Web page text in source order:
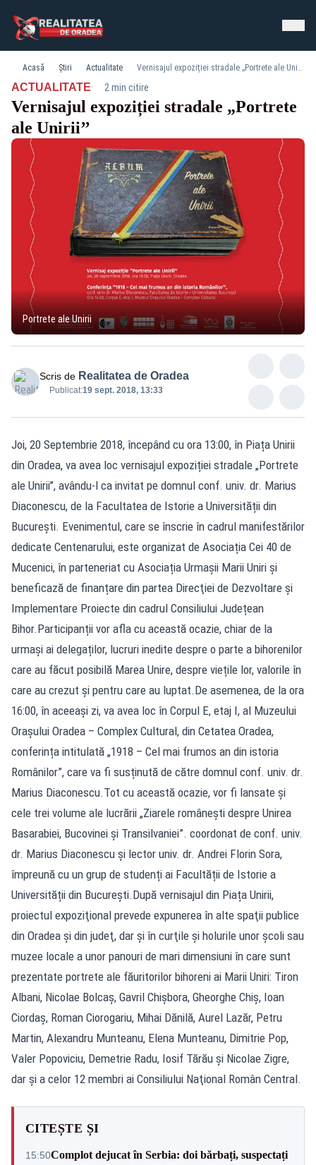
Acasă Știri Actualitate Vernisajul expoziției stradale „Portrete ale Unirii’’
ACTUALITATE· 2 min citire
Vernisajul expoziției stradale „Portrete
ale Unirii’’
Portrete ale Unirii
Scris de Realitatea de Oradea
Publicat:19 sept. 2018, 13:33
Joi, 20 Septembrie 2018, începând cu ora 13:00, în Piața Unirii
din Oradea, va avea loc vernisajul expoziției stradale „Portrete
ale Unirii’’, avându-l ca invitat pe domnul conf. univ. dr. Marius
Diaconescu, de la Facultatea de Istorie a Universității din
București. Evenimentul, care se înscrie în cadrul manifestărilor
dedicate Centenarului, este organizat de Asociația Cei 40 de
Mucenici, în parteneriat cu Asociația Urmașii Marii Uniri și
beneficază de finanțare din partea Direcţiei de Dezvoltare și
Implementare Proiecte din cadrul Consiliului Județean
Bihor.Participanții vor afla cu această ocazie, chiar de la
urmași ai delegaților, lucruri inedite despre o parte a bihorenilor
care au făcut posibilă Marea Unire, despre viețile lor, valorile în
care au crezut și pentru care au luptat.De asemenea, de la ora
16:00, în aceeaşi zi, va avea loc în Corpul E, etaj I, al Muzeului
Oraşului Oradea – Complex Cultural, din Cetatea Oradea,
conferința intitulată „1918 – Cel mai frumos an din istoria
Românilor”, care va fi susținută de către domnul conf. univ. dr.
Marius Diaconescu.Tot cu această ocazie, vor fi lansate și
cele trei volume ale lucrării „Ziarele românești despre Unirea
Basarabiei, Bucovinei și Transilvaniei”. coordonat de conf. univ.
dr. Marius Diaconescu și lector univ. dr. Andrei Florin Sora,
împreună cu un grup de studenți ai Facultății de Istorie a
Universității din București.După vernisajul din Piața Unirii,
proiectul expoziţional prevede expunerea în alte spaţii publice
din Oradea şi din judeţ, dar şi în curţile şi holurile unor școli sau
muzee locale a unor panouri de mari dimensiuni în care sunt
prezentate portrete ale făuritorilor bihoreni ai Marii Uniri: Tiron
Albani, Nicolae Bolcaş, Gavril Chişbora, Gheorghe Chiş, Ioan
Ciordaş, Roman Ciorogariu, Mihai Dănilă, Aurel Lazăr, Petru
Martin, Alexandru Munteanu, Elena Munteanu, Dimitrie Pop,
Valer Popoviciu, Demetrie Radu, Iosif Tărău şi Nicolae Zigre,
dar şi a celor 12 membri ai Consiliului Naţional Român Central.
CITEȘTE ȘI
15:50Complot dejucat în Serbia: doi bărbați, suspectați